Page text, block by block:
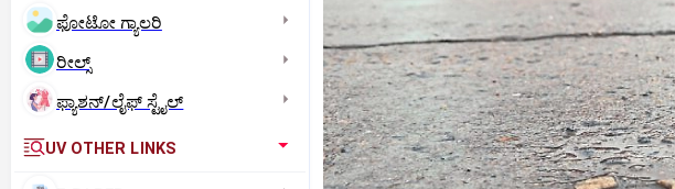
ಫೋಟೋ ಗ್ಯಾಲರಿ
ರೀಲ್ಸ್
ಫ್ಯಾಶನ್/ಲೈಫ್‌ ಸ್ಟೈಲ್
UV OTHER LINKS